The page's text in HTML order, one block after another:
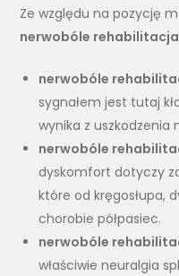
Ze względu na pozycję
nerwobóle
nerwobóle
sygnałem jest tutaj
wynika z uszkodzenia
nerwobóle
dyskomfort dotyczy
które od kręgosłupa,
chorobie półpasiec.
nerwobóle
właściwie neuralgia